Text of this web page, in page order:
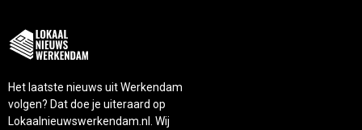
Het laatste nieuws uit Werkendam
volgen? Dat doe je uiteraard op
Lokaalnieuwswerkendam.nl. Wij